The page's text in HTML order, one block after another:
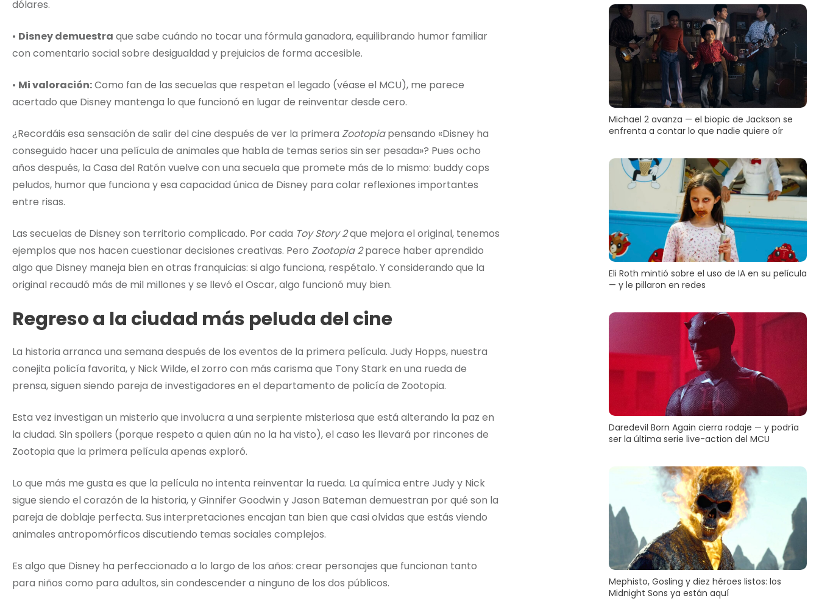
dólares.
• Disney demuestra que sabe cuándo no tocar una fórmula ganadora, equilibrando humor familiar
con comentario social sobre desigualdad y prejuicios de forma accesible.
• Mi valoración:Como fan de las secuelas que respetan el legado (véase el MCU), me parece
acertado que Disney mantenga lo que funcionó en lugar de reinventar desde cero.
¿Recordáis esa sensación de salir del cine después de ver la primera Zootopiapensando «Disney ha
conseguido hacer una película de animales que habla de temas serios sin ser pesada»? Pues ocho
años después, la Casa del Ratón vuelve con una secuela que promete más de lo mismo: buddy cops
peludos, humor que funciona y esa capacidad única de Disney para colar reflexiones importantes
entre risas.
Las secuelas de Disney son territorio complicado. Por cada Toy Story 2que mejora el original, tenemos
ejemplos que nos hacen cuestionar decisiones creativas. Pero Zootopia 2parece haber aprendido
algo que Disney maneja bien en otras franquicias: si algo funciona, respétalo. Y considerando que la
original recaudó más de mil millones y se llevó el Oscar, algo funcionó muy bien.
Regreso a la ciudad más peluda del cine
La historia arranca una semana después de los eventos de la primera película. Judy Hopps, nuestra
conejita policía favorita, y Nick Wilde, el zorro con más carisma que Tony Stark en una rueda de
prensa, siguen siendo pareja de investigadores en el departamento de policía de Zootopia.
Esta vez investigan un misterio que involucra a una serpiente misteriosa que está alterando la paz en
la ciudad. Sin spoilers (porque respeto a quien aún no la ha visto), el caso les llevará por rincones de
Zootopia que la primera película apenas exploró.
Lo que más me gusta es que la película no intenta reinventar la rueda. La química entre Judy y Nick
sigue siendo el corazón de la historia, y Ginnifer Goodwin y Jason Bateman demuestran por qué son la
pareja de doblaje perfecta. Sus interpretaciones encajan tan bien que casi olvidas que estás viendo
animales antropomórficos discutiendo temas sociales complejos.
Es algo que Disney ha perfeccionado a lo largo de los años: crear personajes que funcionan tanto
para niños como para adultos, sin condescender a ninguno de los dos públicos.
Michael 2 avanza — el biopic de Jackson se
enfrenta a contar lo que nadie quiere oír
Eli Roth mintió sobre el uso de IA en su película
— y le pillaron en redes
Daredevil Born Again cierra rodaje — y podría
ser la última serie live-action del MCU
Mephisto, Gosling y diez héroes listos: los
Midnight Sons ya están aquí